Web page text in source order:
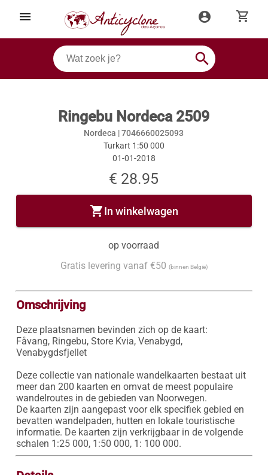
menu account_circle shopping_cart
search
Ringebu Nordeca 2509
Nordeca |7046660025093
Turkart 1:50 000
01-01-2018
€ 28.95
shopping_cartIn winkelwagen
op voorraad
Gratis levering vanaf €50 (binnen België)
Omschrijving
Deze plaatsnamen bevinden zich op de kaart:
Fåvang, Ringebu, Store Kvia, Venabygd,
Venabygdsfjellet
Deze collectie van nationale wandelkaarten bestaat uit
meer dan 200 kaarten en omvat de meest populaire
wandelroutes in de gebieden van Noorwegen.
De kaarten zijn aangepast voor elk specifiek gebied en
bevatten wandelpaden, hutten en lokale touristische
informatie. De kaarten zijn verkrijgbaar in de volgende
schalen 1:25 000, 1:50 000, 1: 100 000.